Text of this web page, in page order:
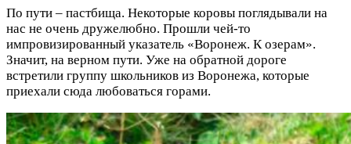
По пути – пастбища. Некоторые коровы поглядывали на
нас не очень дружелюбно. Прошли чей-то
импровизированный указатель «Воронеж. К озерам».
Значит, на верном пути. Уже на обратной дороге
встретили группу школьников из Воронежа, которые
приехали сюда любоваться горами.